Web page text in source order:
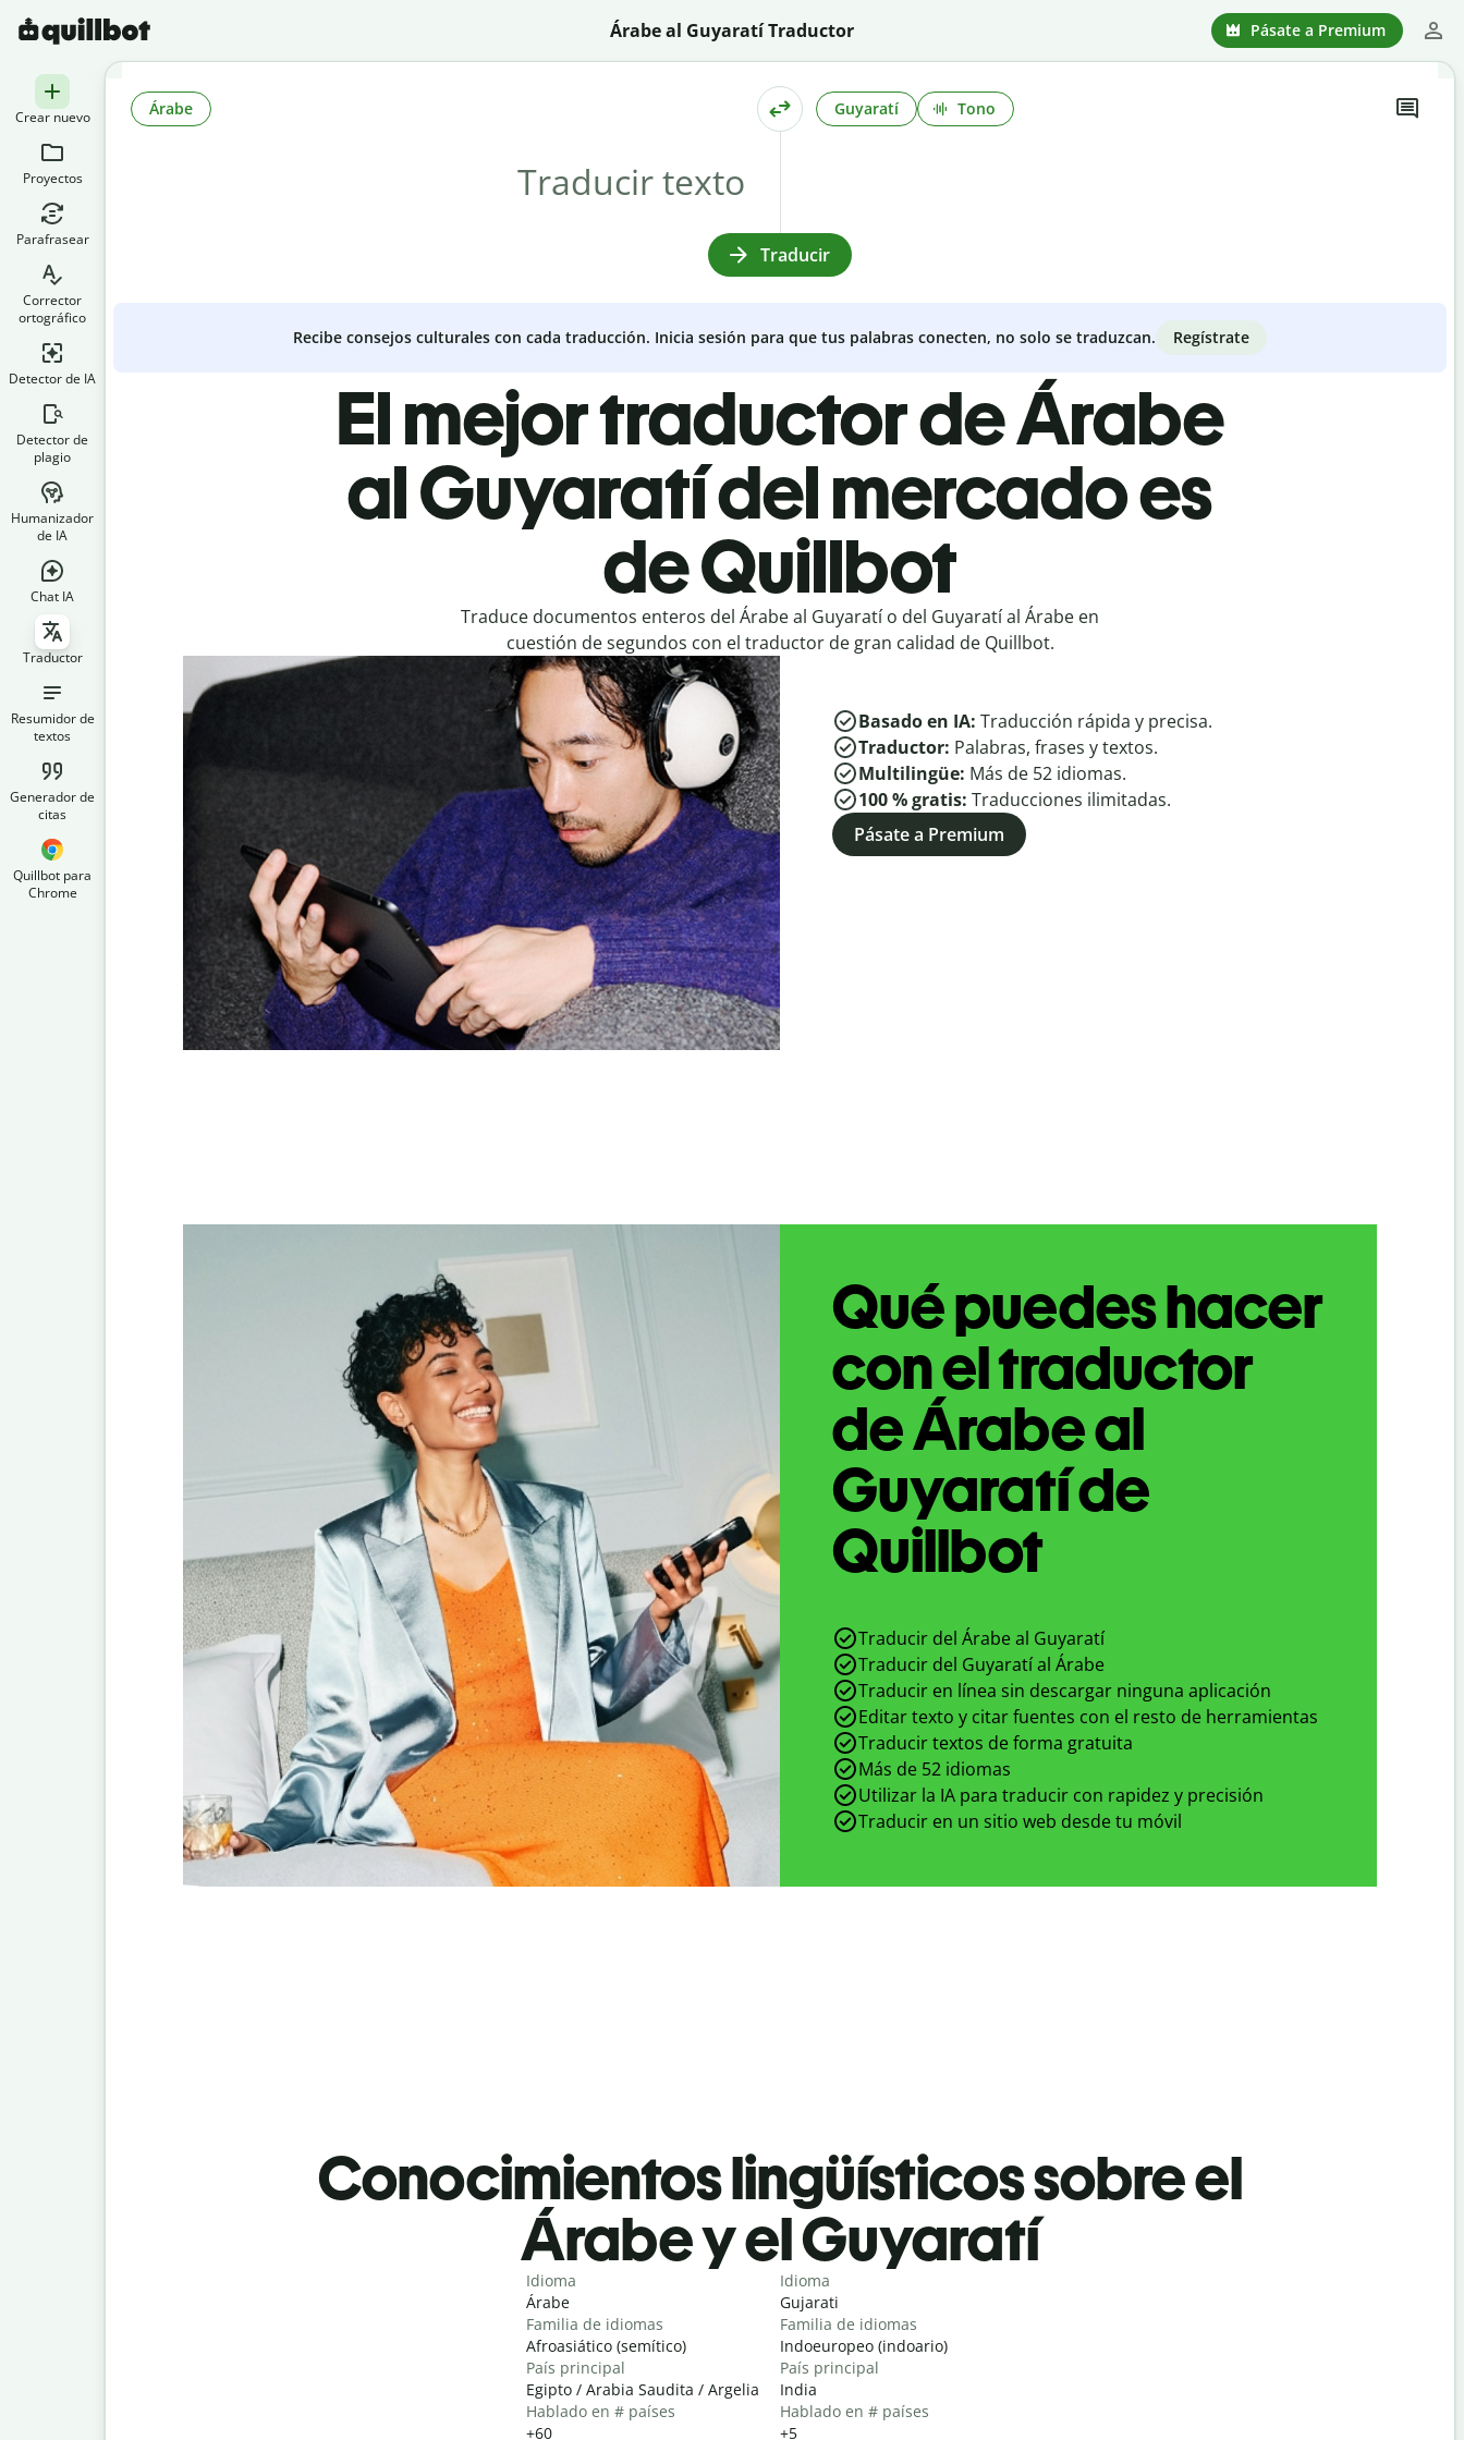
Árabe al Guyaratí Traductor Pásate a Premium
Crear nuevo
Proyectos
Parafrasear
Corrector
ortográfico
Detector de IA
Detector de
plagio
Humanizador
de IA
Chat IA
Traductor
Resumidor de
textos
Generador de
citas
Quillbot para
Chrome
Árabe Guyaratí Tono
Traducir
Recibe consejos culturales con cada traducción. Inicia sesión para que tus palabras conecten, no solo se traduzcan. Regístrate
El mejor traductor de Árabe
al Guyaratí del mercado es
de Quillbot
Traduce documentos enteros del Árabe al Guyaratí o del Guyaratí al Árabe en
cuestión de segundos con el traductor de gran calidad de Quillbot.
Basado en IA: Traducción rápida y precisa.
Traductor: Palabras, frases y textos.
Multilingüe: Más de 52 idiomas.
100 % gratis: Traducciones ilimitadas.
Pásate a Premium
Qué puedes hacer
con el traductor
de Árabe al
Guyaratí de
Quillbot
Traducir del Árabe al Guyaratí
Traducir del Guyaratí al Árabe
Traducir en línea sin descargar ninguna aplicación
Editar texto y citar fuentes con el resto de herramientas
Traducir textos de forma gratuita
Más de 52 idiomas
Utilizar la IA para traducir con rapidez y precisión
Traducir en un sitio web desde tu móvil
Conocimientos lingüísticos sobre el
Árabe y el Guyaratí
Idioma
Árabe
Familia de idiomas
Afroasiático (semítico)
País principal
Egipto / Arabia Saudita / Argelia
Hablado en # países
+60
Idioma
Gujarati
Familia de idiomas
Indoeuropeo (indoario)
País principal
India
Hablado en # países
+5